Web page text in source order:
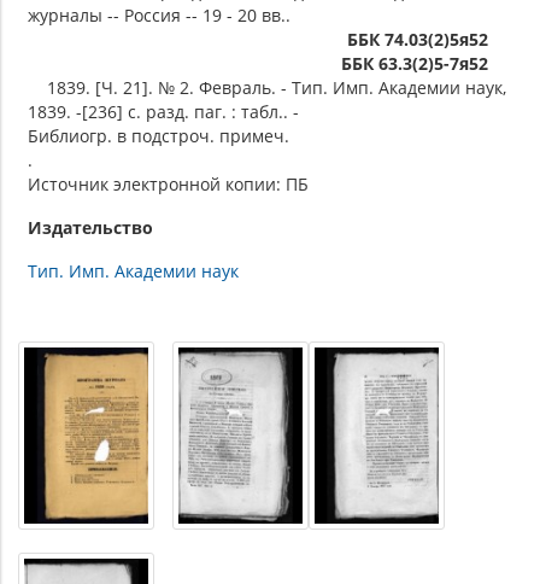
журналы -- Россия -- 19 - 20 вв..
ББК 74.03(2)5я52
ББК 63.3(2)5-7я52
1839. [Ч. 21]. № 2. Февраль. - Тип. Имп. Академии наук,
1839. -[236] с. разд. паг. : табл.. -
Библиогр. в подстроч. примеч.
.
Источник электронной копии: ПБ
Издательство
Тип. Имп. Академии наук